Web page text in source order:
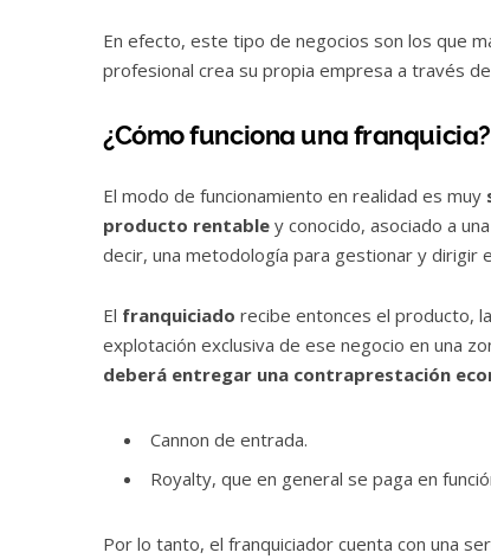
En efecto, este tipo de negocios son los que
profesional crea su propia empresa a través
¿Cómo funciona una franquicia?
El modo de funcionamiento en realidad es muy
producto rentable y conocido, asociado a una
decir, una metodología para gestionar y dirigir
El franquiciado recibe entonces el producto,
explotación exclusiva de ese negocio en una
deberá entregar una contraprestación
Cannon de entrada.
Royalty, que en general se paga en
Por lo tanto, el franquiciador cuenta con una